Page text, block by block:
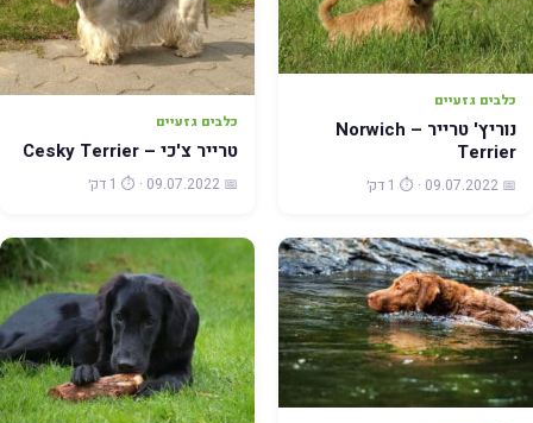
כלבים גזעיים
נוריץ' טרייר – Norwich
Terrier
📅 09.07.2022 · ⏱️ 1 דק׳
כלבים גזעיים
טרייר צ'כי – Cesky Terrier
📅 09.07.2022 · ⏱️ 1 דק׳